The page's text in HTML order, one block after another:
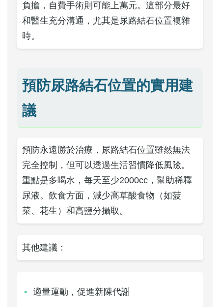
負擔，自費手術則可能上萬元。這部分最好
和醫生充分溝通，尤其是尿路結石位置複雜
時。
預防尿路結石位置的實用建
議
預防永遠勝於治療，尿路結石位置雖然無法
完全控制，但可以透過生活習慣降低風險。
重點是多喝水，每天至少2000cc，幫助稀釋
尿液。飲食方面，減少高草酸食物（如菠
菜、花生）和高鹽分攝取。
其他建議：
適量運動，促進新陳代謝